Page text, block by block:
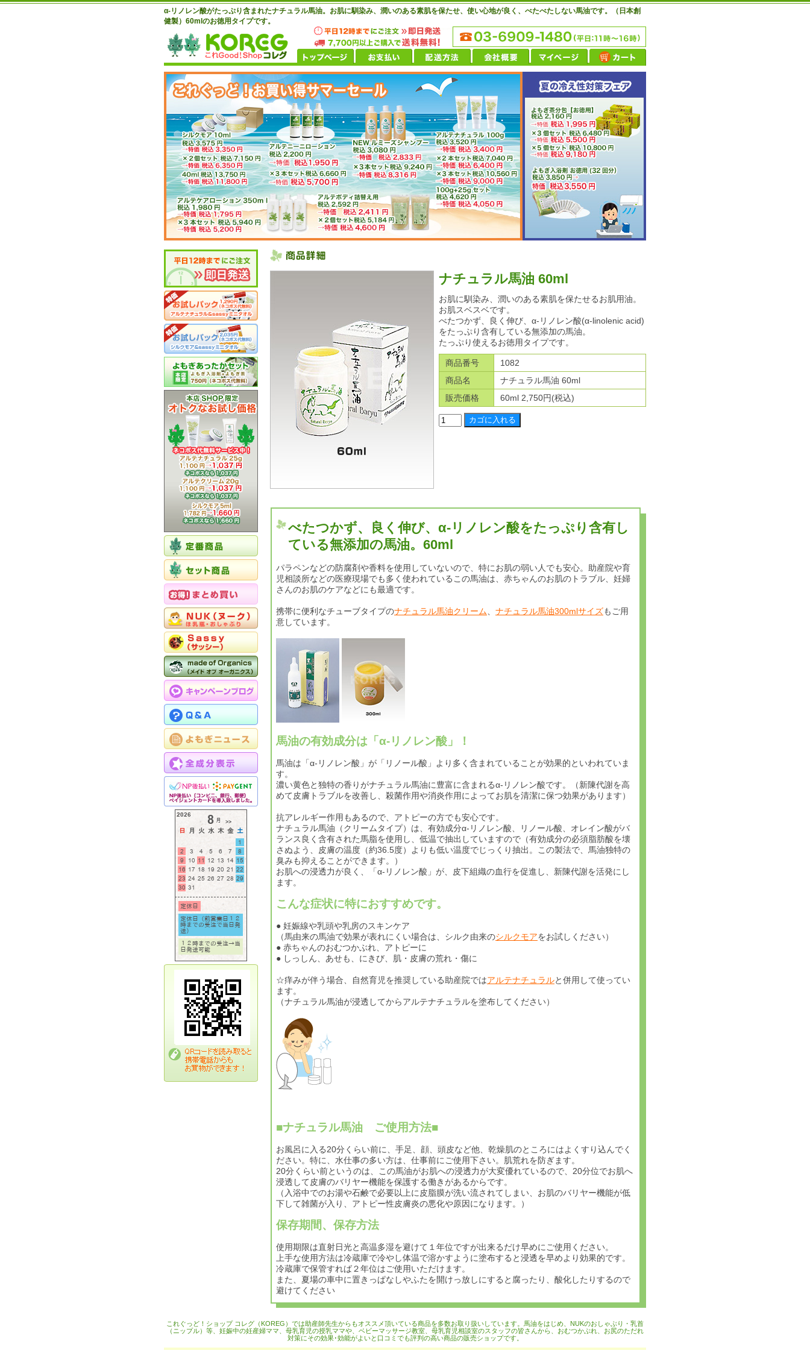
α-リノレン酸がたっぷり含まれたナチュラル馬油。お肌に馴染み、潤いのある素肌を保たせ、使い心地が良く、べたべたしない馬油です。（日本創
健製）60mlのお徳用タイプです。
ナチュラル馬油 60ml
お肌に馴染み、潤いのある素肌を保たせるお肌用油。
お肌スベスベです。
べたつかず、良く伸び、α-リノレン酸(α-linolenic acid)
をたっぷり含有している無添加の馬油。
たっぷり使えるお徳用タイプです。
商品番号
1082
商品名
ナチュラル馬油 60ml
販売価格
60ml 2,750円(税込)
べたつかず、良く伸び、α-リノレン酸をたっぷり含有し
ている無添加の馬油。60ml
パラペンなどの防腐剤や香料を使用していないので、特にお肌の弱い人でも安心。助産院や育
児相談所などの医療現場でも多く使われているこの馬油は、赤ちゃんのお肌のトラブル、妊婦
さんのお肌のケアなどにも最適です。
携帯に便利なチューブタイプのナチュラル馬油クリーム ナチュラル馬油300mlサイズもご用
意しています。
馬油の有効成分は「α‐リノレン酸」！
馬油は「α‐リノレン酸」が「リノール酸」より多く含まれていることが効果的といわれていま
す。
濃い黄色と独特の香りがナチュラル馬油に豊富に含まれるα-リノレン酸です。（新陳代謝を高
めて皮膚トラブルを改善し、殺菌作用や消炎作用によってお肌を清潔に保つ効果があります）
抗アレルギー作用もあるので、アトピーの方でも安心です。
ナチュラル馬油（クリームタイプ）は、有効成分α-リノレン酸、リノール酸、オレイン酸がバ
ランス良く含有された馬脂を使用し、低温で抽出していますので（有効成分の必須脂肪酸を壊
さぬよう、皮膚の温度（約36.5度）よりも低い温度でじっくり抽出。この製法で、馬油独特の
臭みも抑えることができます。）
お肌への浸透力が良く、「α‐リノレン酸」が、皮下組織の血行を促進し、新陳代謝を活発にし
ます。
こんな症状に特におすすめです。
● 妊娠線や乳頭や乳房のスキンケア
（馬由来の馬油で効果が表れにくい場合は、シルク由来のシルクモアをお試しください）
● 赤ちゃんのおむつかぶれ、アトピーに
● しっしん、あせも、にきび、肌・皮膚の荒れ・傷に
☆痒みが伴う場合、自然育児を推奨している助産院ではアルテナチュラルと併用して使ってい
ます。
（ナチュラル馬油が浸透してからアルテナチュラルを塗布してください）
■ナチュラル馬油 ご使用方法■
お風呂に入る20分くらい前に、手足、顔、頭皮など他、乾燥肌のところにはよくすり込んでく
ださい。特に、水仕事の多い方は、仕事前にご使用下さい。肌荒れを防ぎます。
20分くらい前というのは、この馬油がお肌への浸透力が大変優れているので、20分位でお肌へ
浸透して皮膚のバリヤー機能を保護する働きがあるからです。
（入浴中でのお湯や石鹸で必要以上に皮脂膜が洗い流されてしまい、お肌のバリヤー機能が低
下して雑菌が入り、アトピー性皮膚炎の悪化や原因になります。）
保存期間、保存方法
使用期限は直射日光と高温多湿を避けて１年位ですが出来るだけ早めにご使用ください。
上手な使用方法は冷蔵庫で冷やし体温で溶かすように塗布すると浸透を早めより効果的です。
冷蔵庫で保管すれば２年位はご使用いただけます。
また、夏場の車中に置きっぱなしやふたを開けっ放しにすると腐ったり、酸化したりするので
避けてください
これぐっど！ショップ コレグ（KOREG）では助産師先生からもオススメ頂いている商品を多数お取り扱いしています。馬油をはじめ、NUKのおしゃぶり・乳首
（ニップル）等、妊娠中の妊産婦ママ、母乳育児の授乳ママや、ベビーマッサージ教室、母乳育児相談室のスタッフの皆さんから、おむつかぶれ、お尻のただれ
対策にその効果･効能がよいと口コミでも評判の高い商品の販売ショップです。